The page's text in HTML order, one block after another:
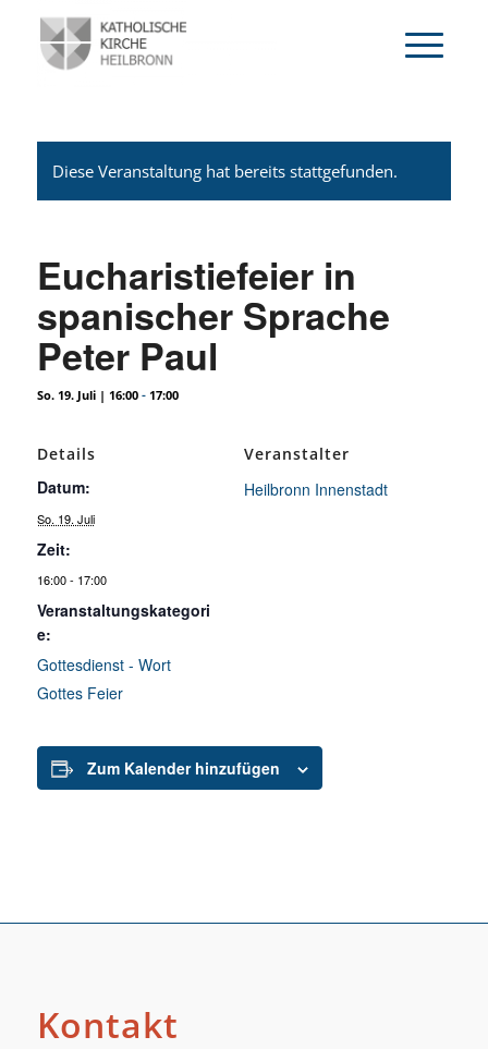
Diese Veranstaltung hat bereits stattgefunden.
Eucharistiefeier in
spanischer Sprache
Peter Paul
So. 19. Juli | 16:00- 17:00
Details
Datum:
So. 19. Juli
Zeit:
16:00 - 17:00
Veranstaltungskategori
e:
Gottesdienst - Wort
Gottes Feier
Veranstalter
Heilbronn Innenstadt
Zum Kalender hinzufügen
Kontakt